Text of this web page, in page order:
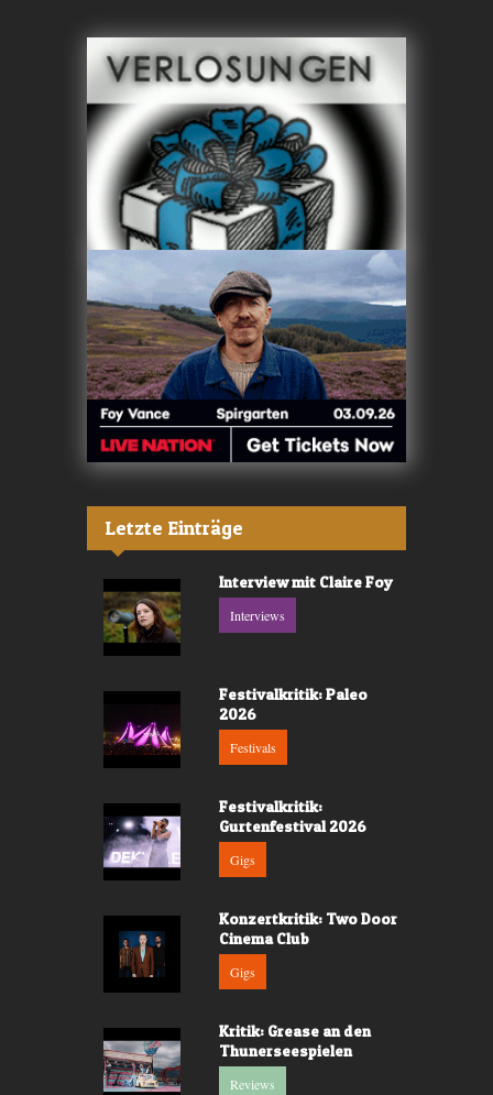
Letzte Einträge
Interview mit Claire Foy
Interviews
Festivalkritik: Paleo
2026
Festivals
Festivalkritik:
Gurtenfestival 2026
Gigs
Konzertkritik: Two Door
Cinema Club
Gigs
Kritik: Grease an den
Thunerseespielen
Reviews